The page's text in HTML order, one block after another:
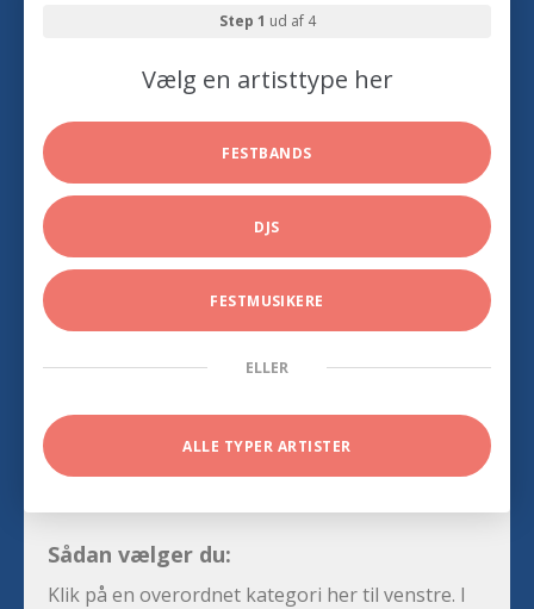
Step 1 ud af 4
Vælg en artisttype her
FESTBANDS
DJS
FESTMUSIKERE
ELLER
ALLE TYPER ARTISTER
Sådan vælger du:
Klik på en overordnet kategori her til venstre. I